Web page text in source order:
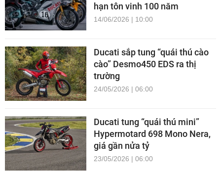
hạn tôn vinh 100 năm
14/06/2026 | 10:00
Ducati sắp tung “quái thú cào
cào” Desmo450 EDS ra thị
trường
24/05/2026 | 06:00
Ducati tung “quái thú mini”
Hypermotard 698 Mono Nera,
giá gần nửa tỷ
23/05/2026 | 06:00